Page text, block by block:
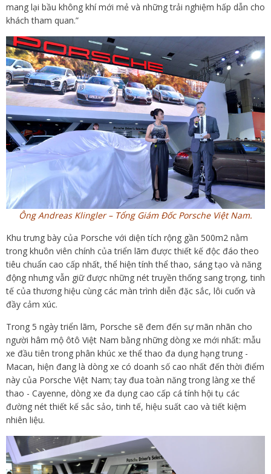
mang lại bầu không khí mới mẻ và những trải nghiệm hấp dẫn cho
khách tham quan.”
Ông Andreas Klingler – Tổng Giám Đốc Porsche Việt Nam.
Khu trưng bày của Porsche với diện tích rộng gần 500m2 nằm
trong khuôn viên chính của triển lãm được thiết kế độc đáo theo
tiêu chuẩn cao cấp nhất, thể hiện tính thể thao, sáng tạo và năng
động nhưng vẫn giữ được những nét truyền thống sang trọng, tinh
tế của thương hiệu cùng các màn trình diễn đặc sắc, lôi cuốn và
đầy cảm xúc.
Trong 5 ngày triển lãm, Porsche sẽ đem đến sự mãn nhãn cho
người hâm mộ ôtô Việt Nam bằng những dòng xe mới nhất: mẫu
xe đầu tiên trong phân khúc xe thể thao đa dụng hạng trung -
Macan, hiện đang là dòng xe có doanh số cao nhất đến thời điểm
này của Porsche Việt Nam; tay đua toàn năng trong làng xe thể
thao - Cayenne, dòng xe đa dụng cao cấp cá tính hội tụ các
đường nét thiết kế sắc sảo, tinh tế, hiệu suất cao và tiết kiệm
nhiên liệu.